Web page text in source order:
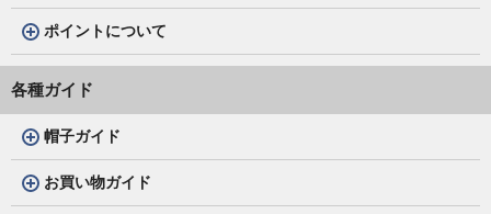
ポイントについて
各種ガイド
帽子ガイド
お買い物ガイド